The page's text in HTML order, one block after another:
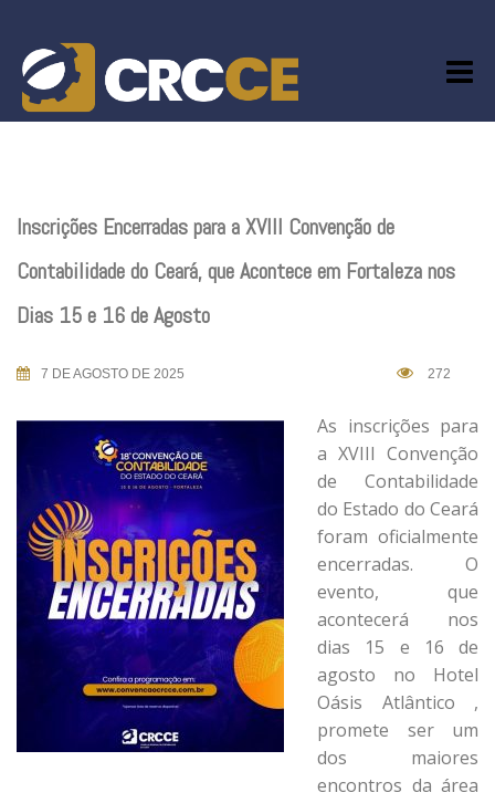
content
Inscrições Encerradas para a XVIII Convenção de
Contabilidade do Ceará, que Acontece em Fortaleza nos
Dias 15 e 16 de Agosto
7 DE AGOSTO DE 2025 272
As inscrições para
a XVIII Convenção
de Contabilidade
do Estado do Ceará
foram oficialmente
encerradas. O
evento, que
acontecerá nos
dias 15 e 16 de
agosto no Hotel
Oásis Atlântico ,
promete ser um
dos maiores
encontros da área